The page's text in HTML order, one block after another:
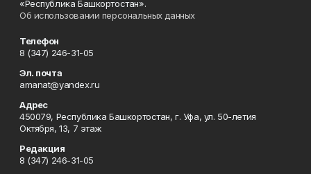
«Республика Башкортостан».
Об использовании персональных данных
Телефон
8 (347) 246-31-05
Эл. почта
amanat@yandex.ru
Адрес
450079, Республика Башкортостан, г. Уфа, ул. 50-летия
Октября, 13, 7 этаж
Редакция
8 (347) 246-31-05